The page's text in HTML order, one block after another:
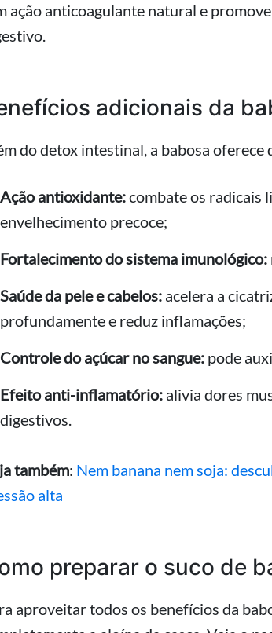
ação anticoagulante natural e
adicionais da
do detox intestinal, a babosa
Ação antioxidante:combate os radicais
envelhecimento precoce;
Fortalecimento do sistema imunológico:
Saúde da pele e cabelos: acelera a
profundamente e reduz inflamações;
Controle do açúcar no sangue: pode
Efeito anti-inflamatório: alivia dores
digestivos.
também: Nem banana nem soja:
alta
preparar o suco de
aproveitar todos os benefícios da